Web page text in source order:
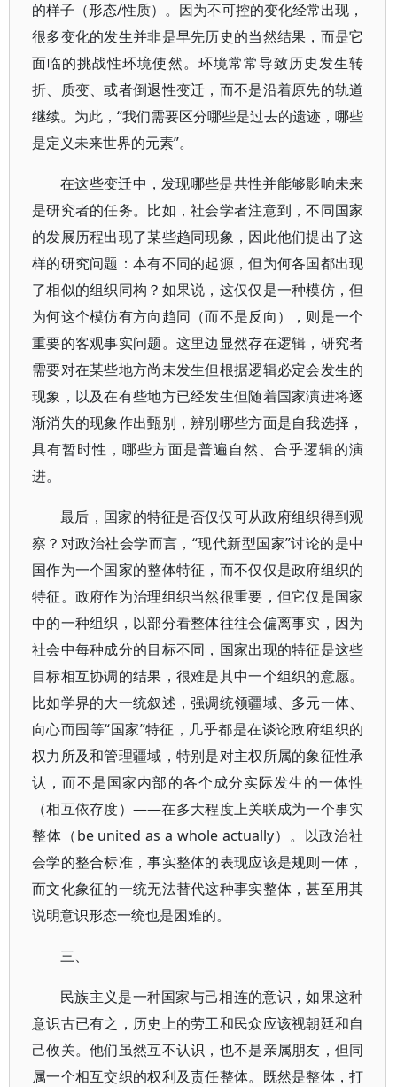
的样子（形态/性质）。因为不可控的变化经常出现，
很多变化的发生并非是早先历史的当然结果，而是它
面临的挑战性环境使然。环境常常导致历史发生转
折、质变、或者倒退性变迁，而不是沿着原先的轨道
继续。为此，“我们需要区分哪些是过去的遗迹，哪些
是定义未来世界的元素”。
在这些变迁中，发现哪些是共性并能够影响未来
是研究者的任务。比如，社会学者注意到，不同国家
的发展历程出现了某些趋同现象，因此他们提出了这
样的研究问题：本有不同的起源，但为何各国都出现
了相似的组织同构？如果说，这仅仅是一种模仿，但
为何这个模仿有方向趋同（而不是反向），则是一个
重要的客观事实问题。这里边显然存在逻辑，研究者
需要对在某些地方尚未发生但根据逻辑必定会发生的
现象，以及在有些地方已经发生但随着国家演进将逐
渐消失的现象作出甄别，辨别哪些方面是自我选择，
具有暂时性，哪些方面是普遍自然、合乎逻辑的演
进。
最后，国家的特征是否仅仅可从政府组织得到观
察？对政治社会学而言，“现代新型国家”讨论的是中
国作为一个国家的整体特征，而不仅仅是政府组织的
特征。政府作为治理组织当然很重要，但它仅是国家
中的一种组织，以部分看整体往往会偏离事实，因为
社会中每种成分的目标不同，国家出现的特征是这些
目标相互协调的结果，很难是其中一个组织的意愿。
比如学界的大一统叙述，强调统领疆域、多元一体、
向心而围等“国家”特征，几乎都是在谈论政府组织的
权力所及和管理疆域，特别是对主权所属的象征性承
认，而不是国家内部的各个成分实际发生的一体性
（相互依存度）——在多大程度上关联成为一个事实
整体（be united as a whole actually）。以政治社
会学的整合标准，事实整体的表现应该是规则一体，
而文化象征的一统无法替代这种事实整体，甚至用其
说明意识形态一统也是困难的。
三、
民族主义是一种国家与己相连的意识，如果这种
意识古已有之，历史上的劳工和民众应该视朝廷和自
己攸关。他们虽然互不认识，也不是亲属朋友，但同
属一个相互交织的权利及责任整体。既然是整体，打